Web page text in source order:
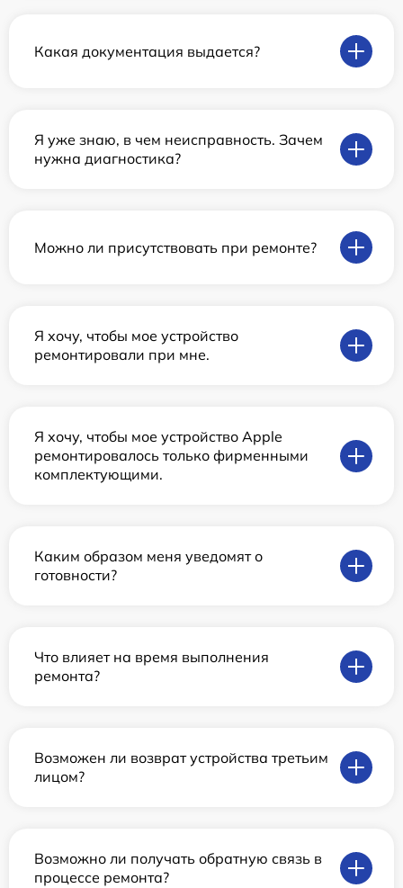
Какая документация выдается?
Я уже знаю, в чем неисправность. Зачем
нужна диагностика?
Можно ли присутствовать при ремонте?
Я хочу, чтобы мое устройство
ремонтировали при мне.
Я хочу, чтобы мое устройство Apple
ремонтировалось только фирменными
комплектующими.
Каким образом меня уведомят о
готовности?
Что влияет на время выполнения
ремонта?
Возможен ли возврат устройства третьим
лицом?
Возможно ли получать обратную связь в
процессе ремонта?